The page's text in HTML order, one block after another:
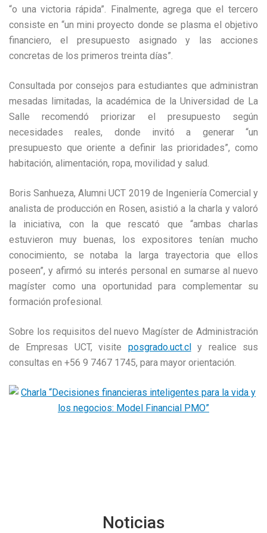
“o una victoria rápida”. Finalmente, agrega que el tercero
consiste en “un mini proyecto donde se plasma el objetivo
financiero, el presupuesto asignado y las acciones
concretas de los primeros treinta días”.
Consultada por consejos para estudiantes que administran
mesadas limitadas, la académica de la Universidad de La
Salle recomendó priorizar el presupuesto según
necesidades reales, donde invitó a generar “un
presupuesto que oriente a definir las prioridades”, como
habitación, alimentación, ropa, movilidad y salud.
Boris Sanhueza, Alumni UCT 2019 de Ingeniería Comercial y
analista de producción en Rosen, asistió a la charla y valoró
la iniciativa, con la que rescató que “ambas charlas
estuvieron muy buenas, los expositores tenían mucho
conocimiento, se notaba la larga trayectoria que ellos
poseen”, y afirmó su interés personal en sumarse al nuevo
magíster como una oportunidad para complementar su
formación profesional.
Sobre los requisitos del nuevo Magíster de Administración
de Empresas UCT, visite posgrado.uct.cly realice sus
consultas en +56 9 7467 1745, para mayor orientación.
Noticias